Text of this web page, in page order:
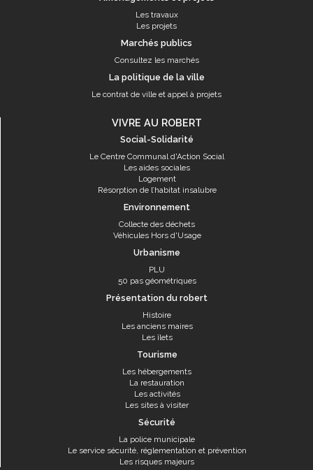
Les travaux
Les projets
Marchés publics
Consultez les marchés
La politique de la ville
Le contrat de ville et appel à projets
VIVRE AU ROBERT
Social-Solidarité
Le Centre Communal d'Action Social
Les aides sociales
Logement
Résorption de l’habitat insalubre
Environnement
Collecte des déchets
Véhicules Hors d'Usage
Urbanisme
PLU
50 pas géométriques
Présentation du robert
Histoire
Les anciens maires
Les îlets
Tourisme
Les hébergements
La restauration
Les activités
Les sites à visiter
Sécurité
La police municipale
Le service sécurité, réglementation et prévention
Les risques majeurs